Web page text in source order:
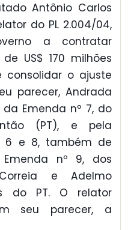
Antônio Carlos
do PL 2.004/04,
a contratar
US$ 170 milhões
o ajuste
parecer, Andrada
Emenda nº 7, do
(PT), e pela
6 e 8, também de
nº 9, dos
e Adelmo
do PT. O relator
seu parecer, a